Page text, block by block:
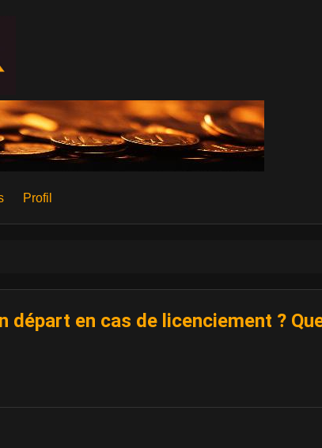
Profil
en cas de licenciement ?